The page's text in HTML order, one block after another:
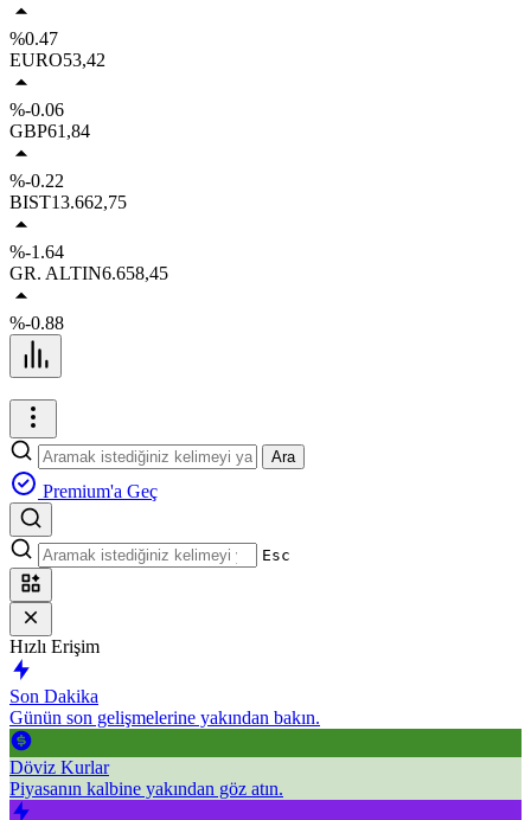
%0.47
EURO53,42
%-0.06
GBP61,84
%-0.22
BIST13.662,75
%-1.64
GR. ALTIN6.658,45
%-0.88
Ara
Premium'a Geç
Esc
Hızlı Erişim
Son Dakika
Günün son gelişmelerine yakından bakın.
Döviz Kurlar
Piyasanın kalbine yakından göz atın.